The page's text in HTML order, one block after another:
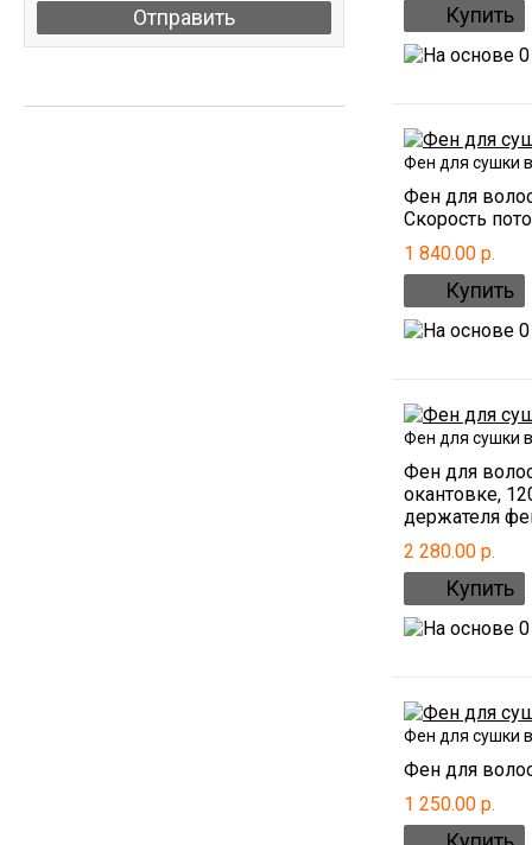
Отправить
Фен для сушки
Фен для
Скорость
1 840.00 р.
Фен для сушки
Фен для
окантовке,
держателя
2 280.00 р.
Фен для сушки
Фен для
1 250.00 р.